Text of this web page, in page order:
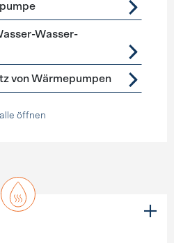
Wasser-
von Wärmepumpen
öffnen